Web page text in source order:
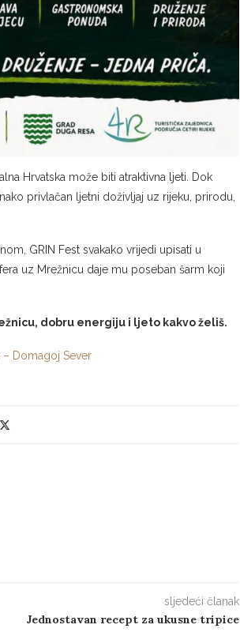
Hrvatska može biti atraktivna ljeti. Dok
privlačan ljetni doživljaj uz rijeku, prirodu,
GRIN Fest svakako vrijedi upisati u
uz Mrežnicu daje mu poseban šarm koji
dobru energiju i ljeto kakvo želiš.
Domagoj Sever
sljedeći članak
Jednostavan recept za ukusne tripice